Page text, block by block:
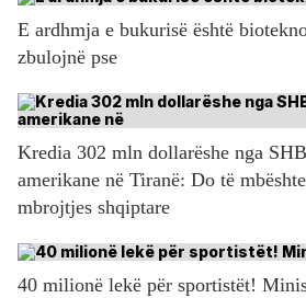
E ardhmja e bukurisë është
zbulojnë pse
Kredia 302 mln dollarëshe nga
amerikane në Tiranë: Do të
mbrojtjes shqiptare
40 milionë lekë për sportistët!